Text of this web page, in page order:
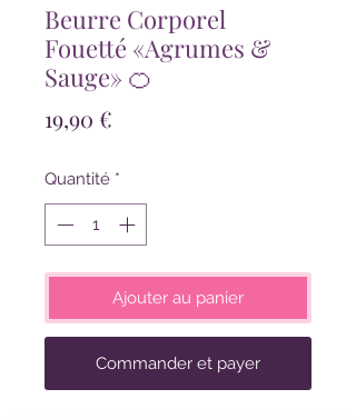
Beurre Corporel
Fouetté «Agrumes &
Sauge» 🍊
19,90 €
Quantité *
Ajouter au panier
Commander et payer